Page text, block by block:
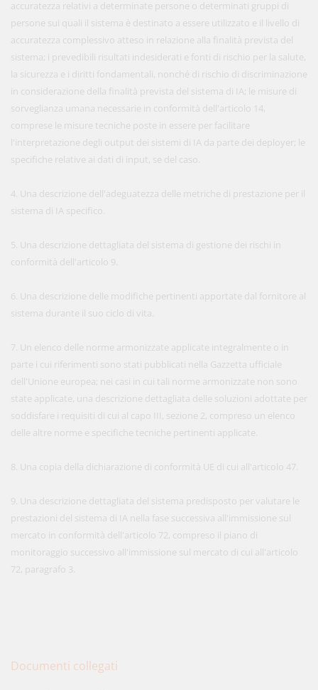
accuratezza relativi a determinate persone o determinati gruppi di
persone sui quali il sistema è destinato a essere utilizzato e il livello di
accuratezza complessivo atteso in relazione alla finalità prevista del
sistema; i prevedibili risultati indesiderati e fonti di rischio per la salute,
la sicurezza e i diritti fondamentali, nonché di rischio di discriminazione
in considerazione della finalità prevista del sistema di IA; le misure di
sorveglianza umana necessarie in conformità dell'articolo 14,
comprese le misure tecniche poste in essere per facilitare
l'interpretazione degli output dei sistemi di IA da parte dei deployer; le
specifiche relative ai dati di input, se del caso.
4. Una descrizione dell'adeguatezza delle metriche di prestazione per il
sistema di IA specifico.
5. Una descrizione dettagliata del sistema di gestione dei rischi in
conformità dell'articolo 9.
6. Una descrizione delle modifiche pertinenti apportate dal fornitore al
sistema durante il suo ciclo di vita.
7. Un elenco delle norme armonizzate applicate integralmente o in
parte i cui riferimenti sono stati pubblicati nella Gazzetta ufficiale
dell'Unione europea; nei casi in cui tali norme armonizzate non sono
state applicate, una descrizione dettagliata delle soluzioni adottate per
soddisfare i requisiti di cui al capo III, sezione 2, compreso un elenco
delle altre norme e specifiche tecniche pertinenti applicate.
8. Una copia della dichiarazione di conformità UE di cui all'articolo 47.
9. Una descrizione dettagliata del sistema predisposto per valutare le
prestazioni del sistema di IA nella fase successiva all'immissione sul
mercato in conformità dell'articolo 72, compreso il piano di
monitoraggio successivo all'immissione sul mercato di cui all'articolo
72, paragrafo 3.
Documenti collegati